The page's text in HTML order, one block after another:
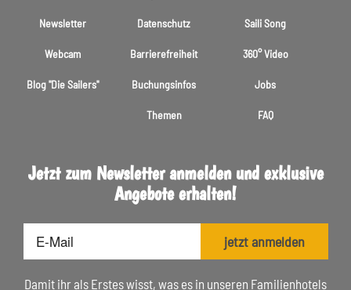
Newsletter
Webcam
Blog "Die Sailers"
Datenschutz
Barrierefreiheit
Buchungsinfos
Themen
Saili Song
360° Video
Jobs
FAQ
Jetzt zum Newsletter anmelden und exklusive
Angebote erhalten!
jetzt anmelden
Damit ihr als Erstes wisst, was es in unseren Familienhotels